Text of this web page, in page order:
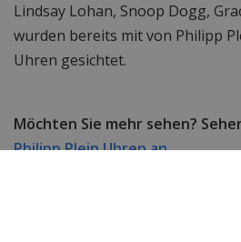
Lindsay Lohan, Snoop Dogg,
wurden bereits mit von Philipp
Uhren gesichtet.
Möchten Sie mehr sehen?
Philipp Plein Uhren an.